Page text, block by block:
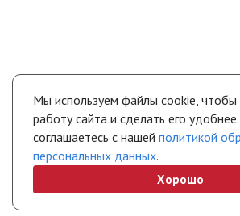
Мы используем файлы cookie, чтобы
работу сайта и сделать его
соглашаетесь с нашей политикой
персональных данных.
Хорошо